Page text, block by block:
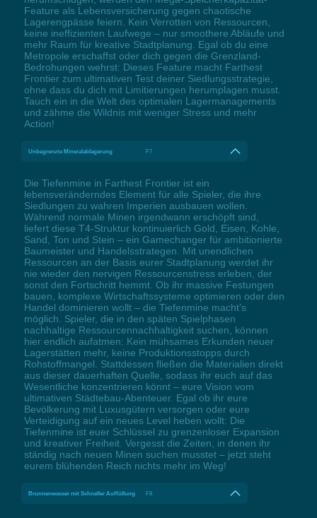
Feature als Lebensversicherung gegen chaotische
Lagerengpässe feiern. Kein Verrotten von Ressourcen,
keine ineffizienten Laufwege – nur smoothere Abläufe und
mehr Raum für kreative Stadtplanung. Egal ob du eine
Metropole erschaffst oder dich gegen die Grenzland-
Bedrohungen wehrst: Dieses Feature macht Farthest
Frontier zum ultimativen Test deiner Siedlungsstrategie,
ohne dass du dich mit Limitierungen herumplagen musst.
Tauch ein in die Welt des optimalen Lagermanagements
und zähme die Wildnis mit weniger Stress und mehr
Action!
Unbegrenzte Mineralablagerung F7
Die Tiefenmine in Farthest Frontier ist ein
lebensveränderndes Element für alle Spieler, die ihre
Siedlungen zu wahren Imperien ausbauen wollen.
Während normale Minen irgendwann erschöpft sind,
liefert diese T4-Struktur kontinuierlich Gold, Eisen, Kohle,
Sand, Ton und Stein – ein Gamechanger für ambitionierte
Baumeister und Handelsstrategen. Mit unendlichen
Ressourcen an der Basis eurer Stadtplanung werdet ihr
nie wieder den nervigen Ressourcenstress erleben, der
sonst den Fortschritt hemmt. Ob ihr massive Festungen
bauen, komplexe Wirtschaftssysteme optimieren oder den
Handel dominieren wollt – die Tiefenmine macht’s
möglich. Spieler, die in den späten Spielphasen
nachhaltige Ressourcennachhaltigkeit suchen, können
hier endlich aufatmen: Kein mühsames Erkunden neuer
Lagerstätten mehr, keine Produktionsstopps durch
Rohstoffmangel. Stattdessen fließen die Materialien direkt
aus dieser dauerhaften Quelle, sodass ihr euch auf das
Wesentliche konzentrieren könnt – eure Vision vom
ultimativen Städtebau-Abenteuer. Egal ob ihr eure
Bevölkerung mit Luxusgütern versorgen oder eure
Verteidigung auf ein neues Level heben wollt: Die
Tiefenmine ist euer Schlüssel zu grenzenloser Expansion
und kreativer Freiheit. Vergesst die Zeiten, in denen ihr
ständig nach neuen Minen suchen musstet – jetzt steht
eurem blühenden Reich nichts mehr im Weg!
Brunnenwasser mit Schneller Auffüllung F8